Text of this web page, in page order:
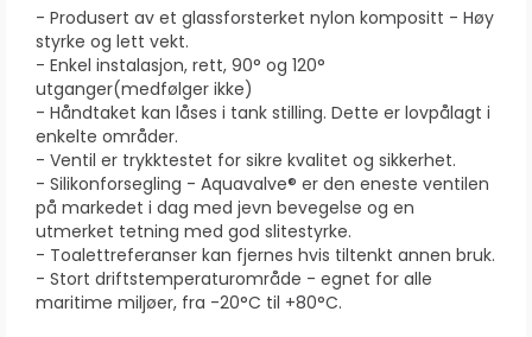
- Produsert av et glassforsterket nylon kompositt - Høy
styrke og lett vekt.
- Enkel instalasjon, rett, 90° og 120°
utganger(medfølger ikke)
- Håndtaket kan låses i tank stilling. Dette er lovpålagt i
enkelte områder.
- Ventil er trykktestet for sikre kvalitet og sikkerhet.
- Silikonforsegling - Aquavalve® er den eneste ventilen
på markedet i dag med jevn bevegelse og en
utmerket tetning med god slitestyrke.
- Toalettreferanser kan fjernes hvis tiltenkt annen bruk.
- Stort driftstemperaturområde - egnet for alle
maritime miljøer, fra -20°C til +80°C.